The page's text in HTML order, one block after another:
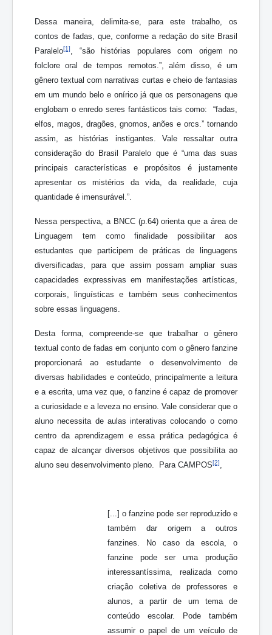
Dessa maneira, delimita-se, para este trabalho, os
contos de fadas, que, conforme a redação do site Brasil
Paralelo[1]
, “são histórias populares com origem no
folclore oral de tempos remotos.”, além disso, é um
gênero textual com narrativas curtas e cheio de fantasias
em um mundo belo e onírico já que os personagens que
englobam o enredo seres fantásticos tais como: “fadas,
elfos, magos, dragões, gnomos, anões e orcs.” tornando
assim, as histórias instigantes. Vale ressaltar outra
consideração do Brasil Paralelo que é “uma das suas
principais características e propósitos é justamente
apresentar os mistérios da vida, da realidade, cuja
quantidade é imensurável.”.
Nessa perspectiva, a BNCC (p.64) orienta que a área de
Linguagem tem como finalidade possibilitar aos
estudantes que participem de práticas de linguagens
diversificadas, para que assim possam ampliar suas
capacidades expressivas em manifestações artísticas,
corporais, linguísticas e também seus conhecimentos
sobre essas linguagens.
Desta forma, compreende-se que trabalhar o gênero
textual conto de fadas em conjunto com o gênero fanzine
proporcionará ao estudante o desenvolvimento de
diversas habilidades e conteúdo, principalmente a leitura
e a escrita, uma vez que, o fanzine é capaz de promover
a curiosidade e a leveza no ensino. Vale considerar que o
aluno necessita de aulas interativas colocando o como
centro da aprendizagem e essa prática pedagógica é
capaz de alcançar diversos objetivos que possibilita ao
aluno seu desenvolvimento pleno. Para CAMPOS[2]
[...] o fanzine pode ser reproduzido e
também dar origem a outros
fanzines. No caso da escola, o
fanzine pode ser uma produção
interessantíssima, realizada como
criação coletiva de professores e
alunos, a partir de um tema de
conteúdo escolar. Pode também
assumir o papel de um veículo de